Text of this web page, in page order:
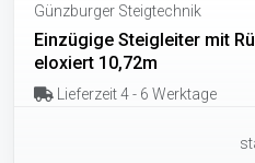
Günzburger Steigtechnik
Einzügige Steigleiter mit
eloxiert 10,72m
Lieferzeit 4 - 6 Werktage